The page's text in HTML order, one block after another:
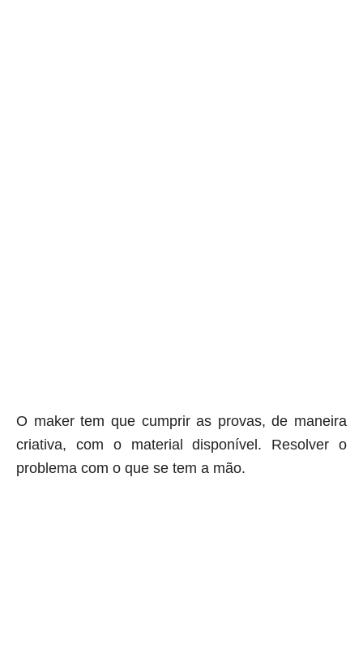
O maker tem que cumprir as provas, de maneira
criativa, com o material disponível. Resolver o
problema com o que se tem a mão.